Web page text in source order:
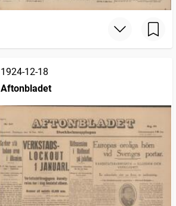
1924-12-18
Aftonbladet